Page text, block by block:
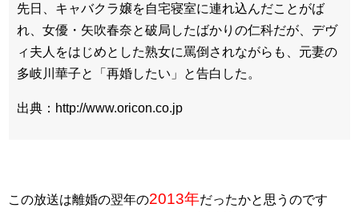
先日、キャバクラ嬢を自宅寝室に連れ込んだことがば
れ、女優・矢吹春奈と破局したばかりの仁科だが、デヴ
ィ夫人をはじめとした熟女に罵倒されながらも、元妻の
多岐川華子と「再婚したい」と告白した。
出典：http://www.oricon.co.jp
この放送は離婚の翌年の2013年だったかと思うのです